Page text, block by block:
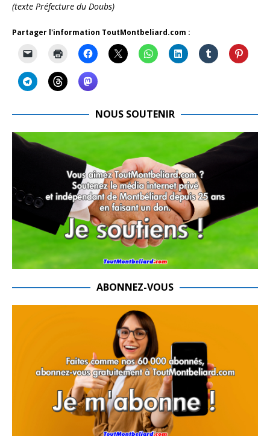
(texte Préfecture du Doubs)
Partager l'information ToutMontbeliard.com :
NOUS SOUTENIR
ABONNEZ-VOUS